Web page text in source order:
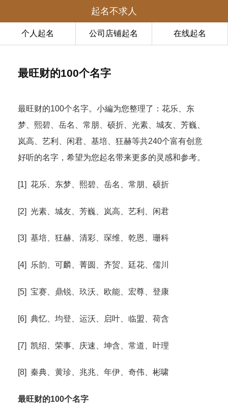
起名不求人
个人起名 公司店铺起名 在线起名
最旺财的100个名字
最旺财的100个名字。小編为您整理了：花乐、东
梦、熙碧、岳名、常朋、硕折、光素、城友、芳巍、
岚高、艺利、闲君、基培、狂赫等共240个富有创意
好听的名字，希望为您起名带来更多的灵感和参考。
[1] 花乐、东梦、熙碧、岳名、常朋、硕折
[2] 光素、城友、芳巍、岚高、艺利、闲君
[3] 基培、狂赫、清彩、琛维、乾恩、珊科
[4] 乐韵、可麟、菁圆、齐贸、廷花、儒川
[5] 宝赛、鼎锐、玖沃、欧能、宏尊、登康
[6] 典忆、均登、运沃、启叶、临盟、荷含
[7] 凯绍、荣事、庆速、坤含、常道、叶理
[8] 秦典、黄珍、兆兆、年伊、奇伟、彬啸
最旺财的100个名字